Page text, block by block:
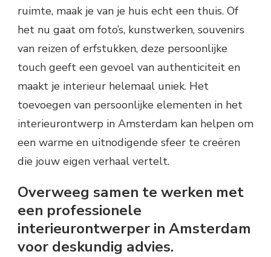
ruimte, maak je van je huis echt een thuis. Of
het nu gaat om foto’s, kunstwerken, souvenirs
van reizen of erfstukken, deze persoonlijke
touch geeft een gevoel van authenticiteit en
maakt je interieur helemaal uniek. Het
toevoegen van persoonlijke elementen in het
interieurontwerp in Amsterdam kan helpen om
een warme en uitnodigende sfeer te creëren
die jouw eigen verhaal vertelt.
Overweeg samen te werken met
een professionele
interieurontwerper in Amsterdam
voor deskundig advies.